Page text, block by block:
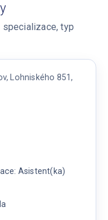
specializace, typ
Lohniského 851,
Asistent(ka)